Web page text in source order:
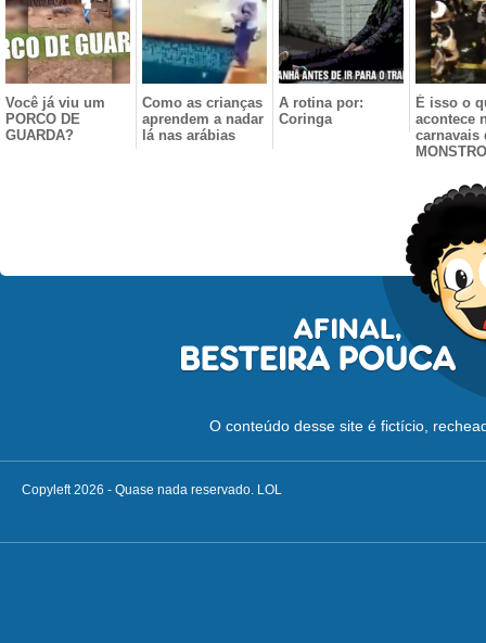
Você já viu um
PORCO DE
GUARDA?
Como as crianças
aprendem a nadar
lá nas arábias
A rotina por:
Coringa
É isso o
acontece
carnavais
O conteúdo desse site é fictício,
Copyleft 2026 - Quase nada reservado. LOL